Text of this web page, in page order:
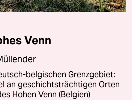
Venn
belgischen Grenzgebiet:
an geschichtsträchtigen Orten
Hohen Venn (Belgien)